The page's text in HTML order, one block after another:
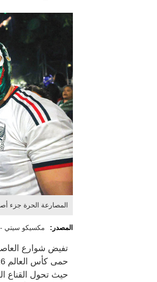
المصارعة الحرة جزء
المصدر: مكسيكو سيتي
تفيض شوارع
حيث تحول القناع